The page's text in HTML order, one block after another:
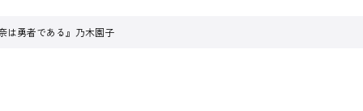
は勇者である』乃木園子